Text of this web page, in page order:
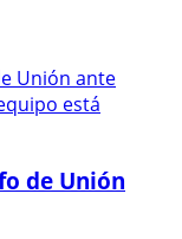
de Unión